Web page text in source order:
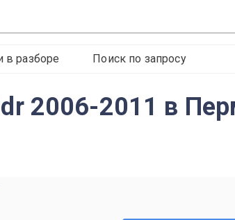
в разборе Поиск по запросу
2006-2011 в